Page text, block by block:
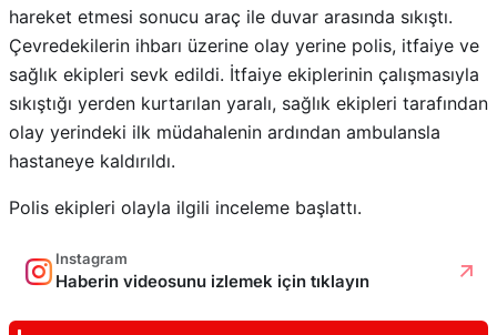
hareket etmesi sonucu araç ile duvar arasında sıkıştı.
Çevredekilerin ihbarı üzerine olay yerine polis, itfaiye ve
sağlık ekipleri sevk edildi. İtfaiye ekiplerinin çalışmasıyla
sıkıştığı yerden kurtarılan yaralı, sağlık ekipleri tarafından
olay yerindeki ilk müdahalenin ardından ambulansla
hastaneye kaldırıldı.
Polis ekipleri olayla ilgili inceleme başlattı.
Instagram
Haberin videosunu izlemek için tıklayın